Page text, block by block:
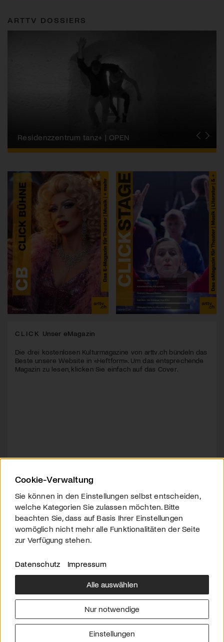
ARTTV DOSSIERS
Migros-Kulturprozent | Tanzfestival Steps
Residenzzentrum tanz+ | OPEN
Tanzszene Schweiz
CLICK Unser eMagazin
Die drei kostenlosen Kulturmagazine von arttv.ch bündeln das
Beste unsere Website in «Heftform». Um das entsprechende
Magazin zu lesen, klicken Sie einfach auf das Cover.
Über uns
Downloads
Werben
Impressum
Cookie-Verwaltung
Sie können in den Einstellungen selbst entscheiden,
welche Kategorien Sie zulassen möchten. Bitte
beachten Sie, dass auf Basis Ihrer Einstellungen
womöglich nicht mehr alle Funktionalitäten der Seite
zur Verfügung stehen.
Datenschutz Impressum
Alle auswählen
Nur notwendige
Einstellungen